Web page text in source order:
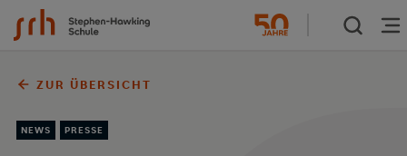
Zum Inhalt springen
ZUR ÜBERSICHT
NEWS PRESSE